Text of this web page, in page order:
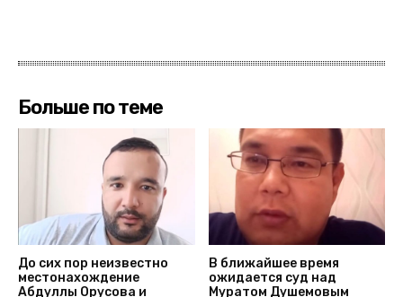
Больше по теме
До сих пор неизвестно
местонахождение
Абдуллы Орусова и
В ближайшее время
ожидается суд над
Муратом Душемовым